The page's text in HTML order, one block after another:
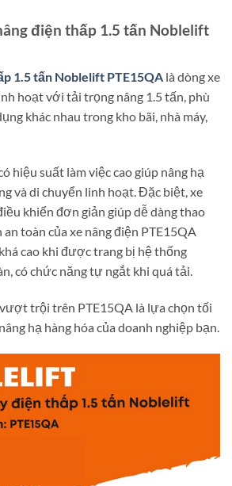
điện thấp 1.5 tấn Noblelift
1.5 tấn Noblelift PTE15QA là dòng xe
hoạt với tải trọng nâng 1.5 tấn, phù
khác nhau trong kho bãi, nhà máy,
hiệu suất làm việc cao giúp nâng hạ
và di chuyển linh hoạt. Đặc biệt, xe
khiển đơn giản giúp dễ dàng thao
toàn của xe nâng điện PTE15QA
cao khi được trang bị hệ thống
có chức năng tự ngắt khi quá tải.
trội trên PTE15QA là lựa chọn tối
hạ hàng hóa của doanh nghiệp bạn.